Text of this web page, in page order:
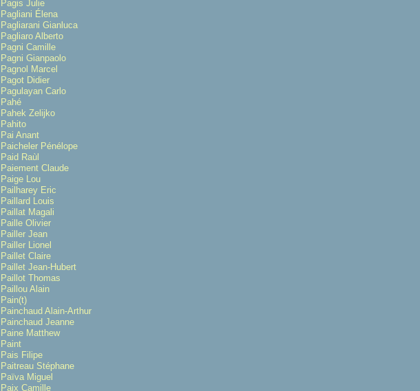
Pagis Julie
Pagliani Élena
Pagliarani Gianluca
Pagliaro Alberto
Pagni Camille
Pagni Gianpaolo
Pagnol Marcel
Pagot Didier
Pagulayan Carlo
Pahé
Pahek Zelijko
Pahito
Pai Anant
Paicheler Pénélope
Paid Raùl
Paiement Claude
Paige Lou
Pailharey Eric
Paillard Louis
Paillat Magali
Paille Olivier
Pailler Jean
Pailler Lionel
Paillet Claire
Paillet Jean-Hubert
Paillot Thomas
Paillou Alain
Pain(t)
Painchaud Alain-Arthur
Painchaud Jeanne
Paine Matthew
Paint
Pais Filipe
Paitreau Stéphane
Païva Miguel
Paix Camille